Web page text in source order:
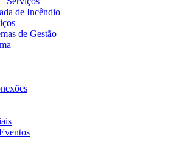
de Incêndio
de Gestão